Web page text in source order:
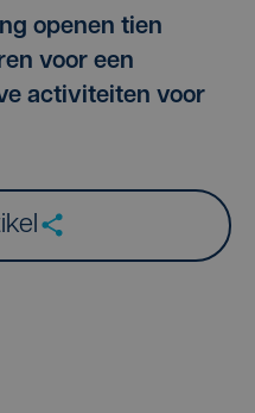
openen tien
voor een
activiteiten voor